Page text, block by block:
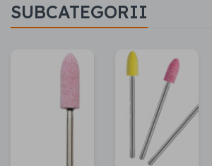
SUBCATEGORII